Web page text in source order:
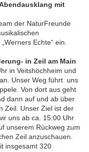
mit
der NaturFreunde
Echte“ ein.
in Zeil am Main
in Veitshöchheim und
Unser Weg führt uns
Von dort aus geht
dann auf und ab über
Zeil. Unser Ziel ist der
uns ab ca. 15:00 Uhr
unserem Rückweg zum
Zeil anzuschauen.
insgesamt 320